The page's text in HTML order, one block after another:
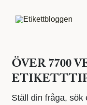
ÖVER 7700
Ställ din fråga, sök